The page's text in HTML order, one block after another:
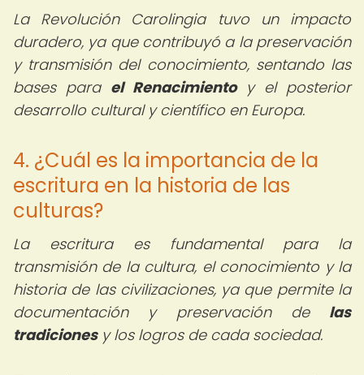
La Revolución Carolingia tuvo un impacto
duradero, ya que contribuyó a la preservación
y transmisión del conocimiento, sentando las
bases para el Renacimientoy el posterior
desarrollo cultural y científico en Europa.
4. ¿Cuál es la importancia de la
escritura en la historia de las
culturas?
La escritura es fundamental para la
transmisión de la cultura, el conocimiento y la
historia de las civilizaciones, ya que permite la
documentación y preservación de las
tradicionesy los logros de cada sociedad.